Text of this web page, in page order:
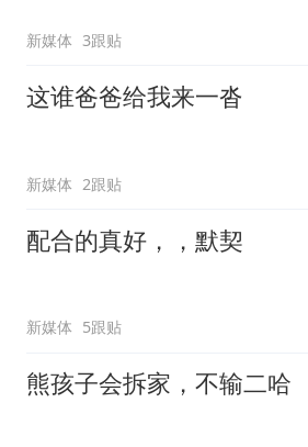
新媒体 3跟贴
这谁爸爸给我来一沓
新媒体 2跟贴
配合的真好，，默契
新媒体 5跟贴
熊孩子会拆家，不输二哈